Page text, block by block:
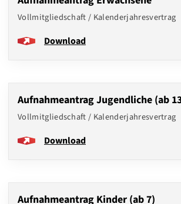
Vollmitgliedschaft / Kalenderjahresvertrag
Download
Aufnahmeantrag Jugendliche (ab
Vollmitgliedschaft / Kalenderjahresvertrag
Download
Aufnahmeantrag Kinder (ab 7)